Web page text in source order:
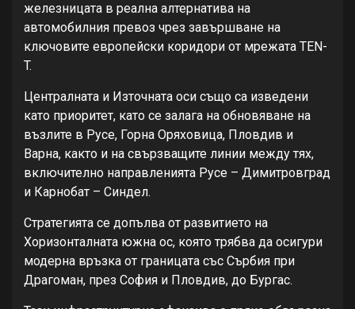
железницата в реална алтернатива на
автомобилния превоз чрез завършване на
ключовите европейски коридори от мрежата TEN-
T.
Централната и Източната оси също са изведени
като приоритет, като се залага на обновяване на
възлите в Русе, Горна Оряховица, Пловдив и
Варна, както и на свързващите линии между тях,
включително направленията Русе – Димитровград
и Карнобат – Синдел.
Стратегията се допълва от развитието на
Хоризонталната южна ос, която трябва да осигури
модерна връзка от границата със Сърбия при
Драгоман, през София и Пловдив, до Бургас.